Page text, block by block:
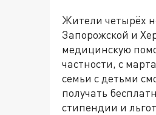
Жители четырёх
Запорожской и
медицинскую
частности, с
семьи с детьми
получать
стипендии и